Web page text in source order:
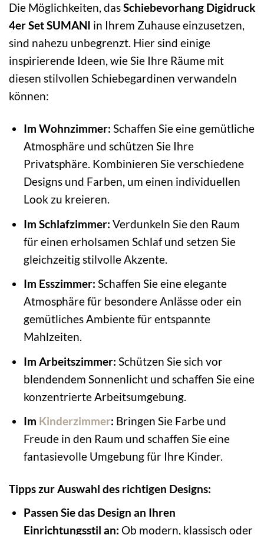
Die Möglichkeiten, dasSchiebevorhang Digidruck
4er Set SUMANI in Ihrem Zuhause einzusetzen,
sind nahezu unbegrenzt. Hier sind einige
inspirierende Ideen, wie Sie Ihre Räume mit
diesen stilvollen Schiebegardinen verwandeln
können:
Im Wohnzimmer: Schaffen Sie eine gemütliche
Atmosphäre und schützen Sie Ihre
Privatsphäre. Kombinieren Sie verschiedene
Designs und Farben, um einen individuellen
Look zu kreieren.
Im Schlafzimmer: Verdunkeln Sie den Raum
für einen erholsamen Schlaf und setzen Sie
gleichzeitig stilvolle Akzente.
Im Esszimmer: Schaffen Sie eine elegante
Atmosphäre für besondere Anlässe oder ein
gemütliches Ambiente für entspannte
Mahlzeiten.
Im Arbeitszimmer: Schützen Sie sich vor
blendendem Sonnenlicht und schaffen Sie eine
konzentrierte Arbeitsumgebung.
Im Kinderzimmer: Bringen Sie Farbe und
Freude in den Raum und schaffen Sie eine
fantasievolle Umgebung für Ihre Kinder.
Tipps zur Auswahl des richtigen Designs:
Passen Sie das Design an Ihren
Einrichtungsstil an: Ob modern, klassisch oder